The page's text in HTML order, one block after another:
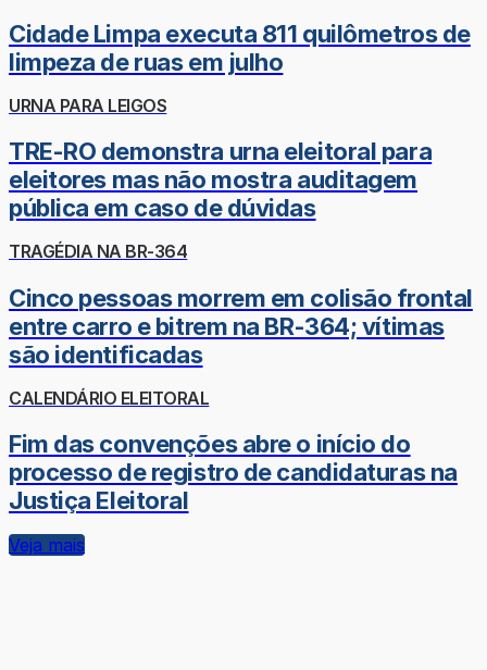
Cidade Limpa executa 811 quilômetros de
limpeza de ruas em julho
URNA PARA LEIGOS
TRE-RO demonstra urna eleitoral para
eleitores mas não mostra auditagem
pública em caso de dúvidas
TRAGÉDIA NA BR-364
Cinco pessoas morrem em colisão frontal
entre carro e bitrem na BR-364; vítimas
são identificadas
CALENDÁRIO ELEITORAL
Fim das convenções abre o início do
processo de registro de candidaturas na
Justiça Eleitoral
Veja mais